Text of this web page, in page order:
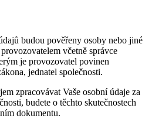
budou pověřeny osoby nebo jiné
včetně správce
je provozovatel povinen
jednatel společnosti.
zpracovávat Vaše osobní údaje za
budete o těchto skutečnostech
dokumentu.